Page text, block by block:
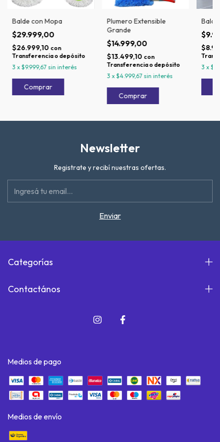
Balde con Mopa
$29.999,00
$26.999,10 con
Transferencia o depósito
3 x$9.999,67 sin interés
Plumero Extensible
Grande
$14.999,00
$13.499,10 con
Transferencia o depósito
3 x$4.999,67 sin interés
3 x
Newsletter
Registrate y recibí nuestras ofertas.
Categorías
Contactános
Medios de pago
Medios de envío